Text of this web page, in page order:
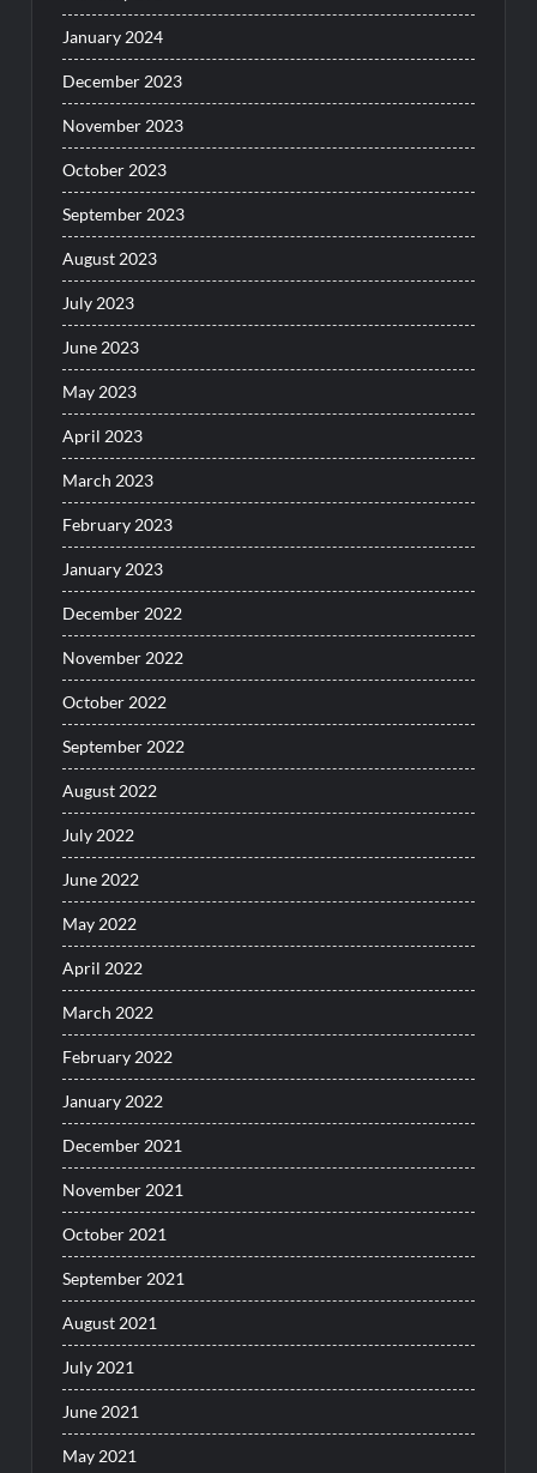
January 2024
December 2023
November 2023
October 2023
September 2023
August 2023
July 2023
June 2023
May 2023
April 2023
March 2023
February 2023
January 2023
December 2022
November 2022
October 2022
September 2022
August 2022
July 2022
June 2022
May 2022
April 2022
March 2022
February 2022
January 2022
December 2021
November 2021
October 2021
September 2021
August 2021
July 2021
June 2021
May 2021